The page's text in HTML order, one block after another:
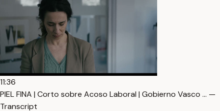
11:36
PIEL FINA | Corto sobre Acoso Laboral | Gobierno Vasco … —
Transcript